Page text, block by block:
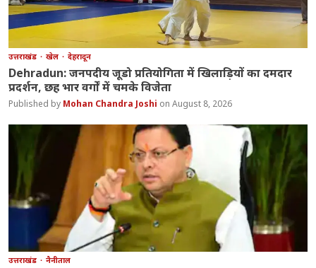
उत्तराखंड खेल देहरादून
Dehradun: जनपदीय जूडो प्रतियोगिता में खिलाड़ियों का दमदार
प्रदर्शन, छह भार वर्गों में चमके विजेता
Mohan Chandra Joshi August 8, 2026
उत्तराखंड नैनीताल